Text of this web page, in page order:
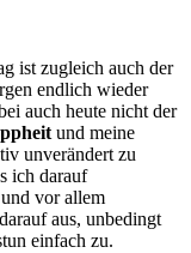
ist zugleich auch der
endlich wieder
auch heute nicht der
und meine
unverändert zu
ich darauf
vor allem
aus, unbedingt
einfach zu.